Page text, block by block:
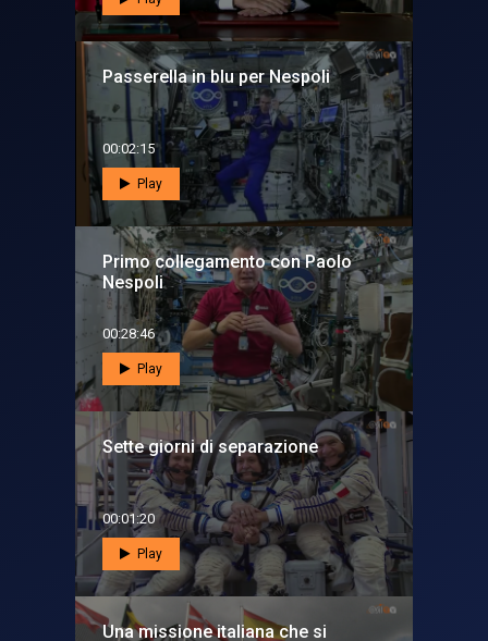
Passerella in blu per Nespoli
00:02:15
Play
Primo collegamento con Paolo
Nespoli
00:28:46
Play
Sette giorni di separazione
00:01:20
Play
Una missione italiana che si